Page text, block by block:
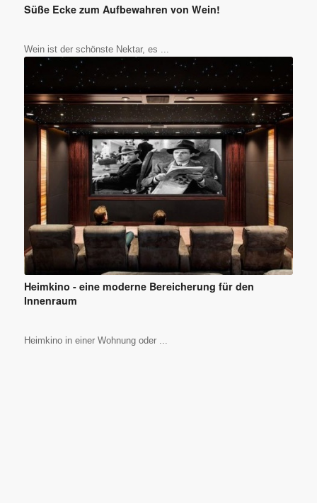
Süße Ecke zum Aufbewahren von Wein!
Wein ist der schönste Nektar, es ...
Heimkino - eine moderne Bereicherung für den
Innenraum
Heimkino in einer Wohnung oder ...